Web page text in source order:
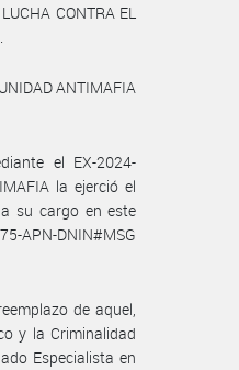
CONTRA EL
ANTIMAFIA
el EX-2024-
la ejerció el
a su cargo en este
APN-DNIN#MSG
de aquel,
y la Criminalidad
Especialista en